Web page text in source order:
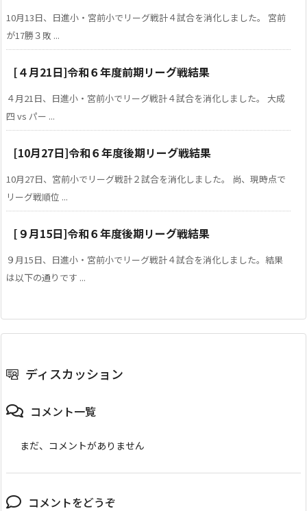
10月13日、日進小・宮前小でリーグ戦計４試合を消化しました。 宮前
が17勝３敗 ...
[４月21日]令和６年度前期リーグ戦結果
４月21日、日進小・宮前小でリーグ戦計４試合を消化しました。 大成
四 vs パー ...
[10月27日]令和６年度後期リーグ戦結果
10月27日、宮前小でリーグ戦計２試合を消化しました。 尚、現時点で
リーグ戦順位 ...
[９月15日]令和６年度後期リーグ戦結果
９月15日、日進小・宮前小でリーグ戦計４試合を消化しました。結果
は以下の通りです ...
ディスカッション
コメント一覧
まだ、コメントがありません
コメントをどうぞ